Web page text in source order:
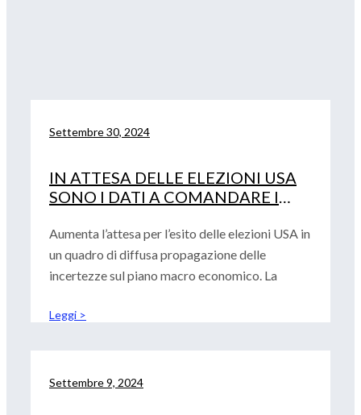
Settembre 30, 2024
IN ATTESA DELLE ELEZIONI USA
SONO I DATI A COMANDARE I
Aumenta l’attesa per l’esito delle elezioni USA in
un quadro di diffusa propagazione delle
incertezze sul piano macro economico. La
Leggi >
Settembre 9, 2024